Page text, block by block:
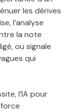
les dérives
l’analyse
la note
ou signale
qui
l’IA pour